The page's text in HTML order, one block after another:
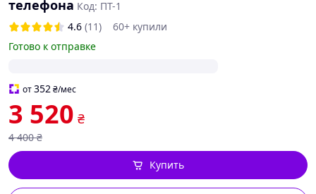
телефона Код: ПТ-1
4.6 (11)
60+ купили
Готово к отправке
от352₴/мес
3 520 ₴
4 400 ₴
Купить